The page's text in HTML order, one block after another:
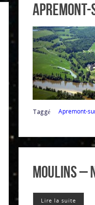
Taggé Apremont-
Moulins –
Lire la suite